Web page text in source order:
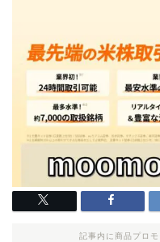
記事内に商品プロ